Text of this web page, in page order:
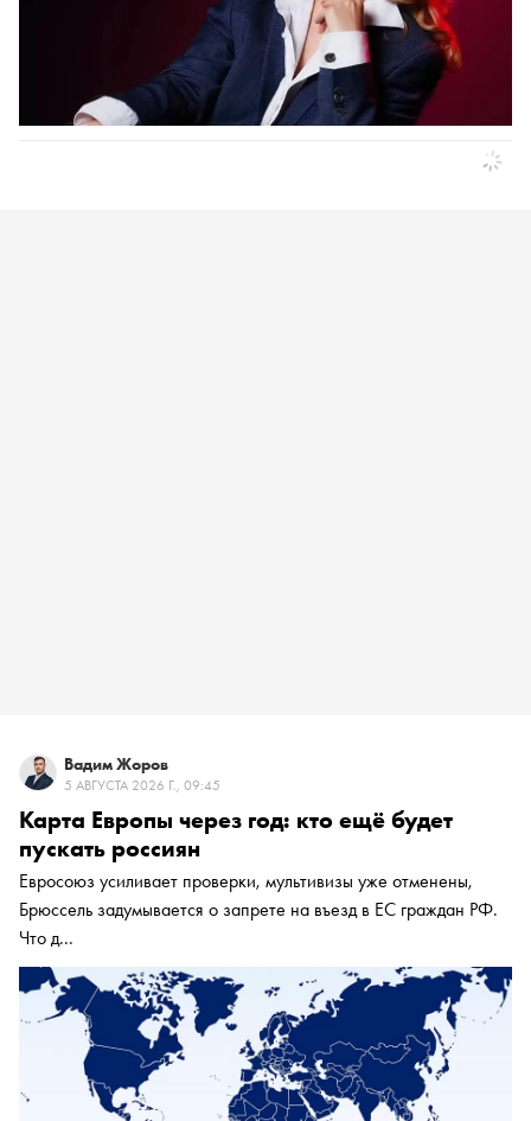
Вадим Жоров
5 АВГУСТА 2026 Г., 09:45
Карта Европы через год: кто ещё будет
пускать россиян
Евросоюз усиливает проверки, мультивизы уже отменены,
Брюссель задумывается о запрете на въезд в ЕС граждан РФ.
Что д...